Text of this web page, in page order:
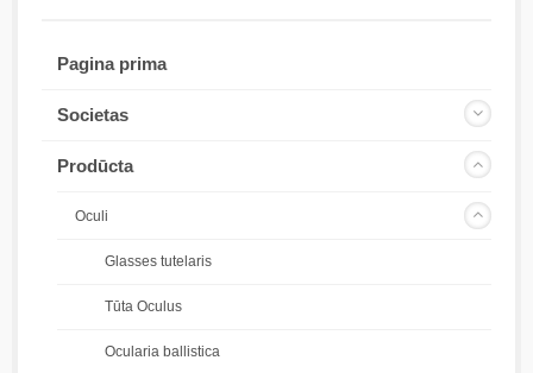
Pagina prima
Societas
Prodūcta
Oculi
Glasses tutelaris
Tūta Oculus
Ocularia ballistica